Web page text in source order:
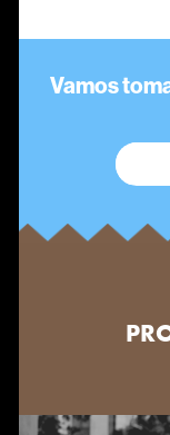
Vamos